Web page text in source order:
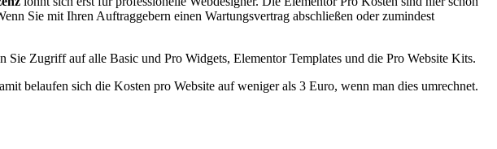
Sie mit Ihren Auftraggebern einen Wartungsvertrag abschließen oder zumindest
Zugriff auf alle Basic und Pro Widgets, Elementor Templates und die Pro Website Kits.
belaufen sich die Kosten pro Website auf weniger als 3 Euro, wenn man dies umrechnet.